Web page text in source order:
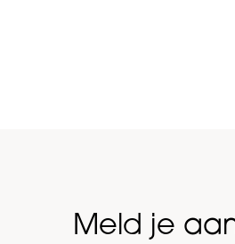
Meld je